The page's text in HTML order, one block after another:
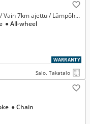
600 cm³, Uudenkarhea / Vain 7km ajettu / Lämpöhytillä
● All-wheel
WARRANTY
Salo, Takatalo
● Chain